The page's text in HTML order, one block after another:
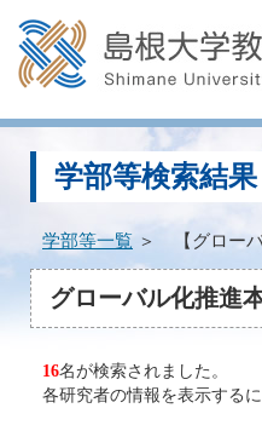
学部等検索結果
学部等一覧 ＞ 【グローバ
グローバル化推進
16名が検索されました。
各研究者の情報を表示する